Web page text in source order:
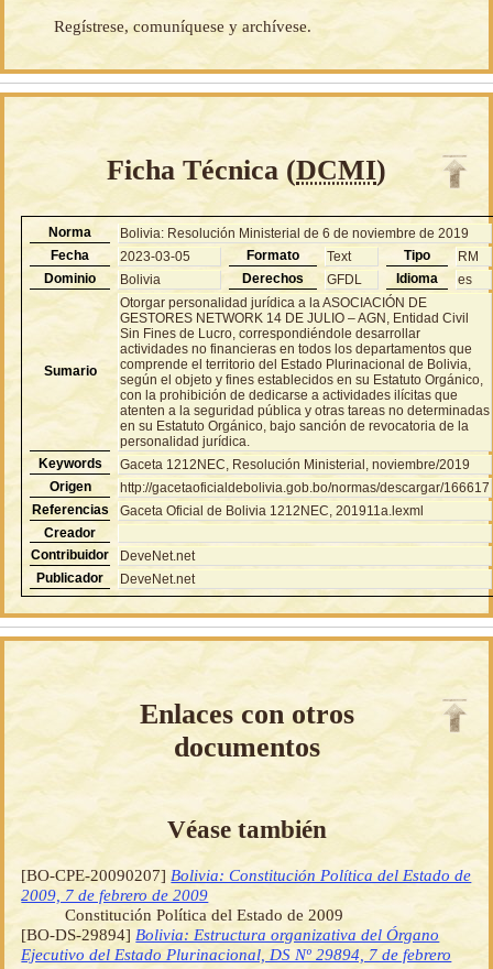
Regístrese, comuníquese y archívese.
Ficha Técnica (DCMI)
Norma
Bolivia: Resolución Ministerial de 6 de noviembre de 2019
Fecha
2023-03-05 Formato Text Tipo
RM
Dominio
Bolivia Derechos GFDL Idioma es
Sumario
Otorgar personalidad jurídica a la ASOCIACIÓN DE
GESTORES NETWORK 14 DE JULIO – AGN, Entidad Civil
Sin Fines de Lucro, correspondiéndole desarrollar
actividades no financieras en todos los departamentos que
comprende el territorio del Estado Plurinacional de Bolivia,
según el objeto y fines establecidos en su Estatuto Orgánico,
con la prohibición de dedicarse a actividades ilícitas que
atenten a la seguridad pública y otras tareas no determinadas
en su Estatuto Orgánico, bajo sanción de revocatoria de la
personalidad jurídica.
Keywords
Gaceta 1212NEC, Resolución Ministerial, noviembre/2019
Origen
http://gacetaoficialdebolivia.gob.bo/normas/descargar/166617
Referencias
Gaceta Oficial de Bolivia 1212NEC, 201911a.lexml
Creador
Contribuidor
DeveNet.net
Publicador
DeveNet.net
Enlaces con otros
documentos
Véase también
[BO-CPE-20090207] Bolivia: Constitución Política del Estado de
2009, 7 de febrero de 2009
Constitución Política del Estado de 2009
[BO-DS-29894] Bolivia: Estructura organizativa del Órgano
Ejecutivo del Estado Plurinacional, DS Nº 29894, 7 de febrero